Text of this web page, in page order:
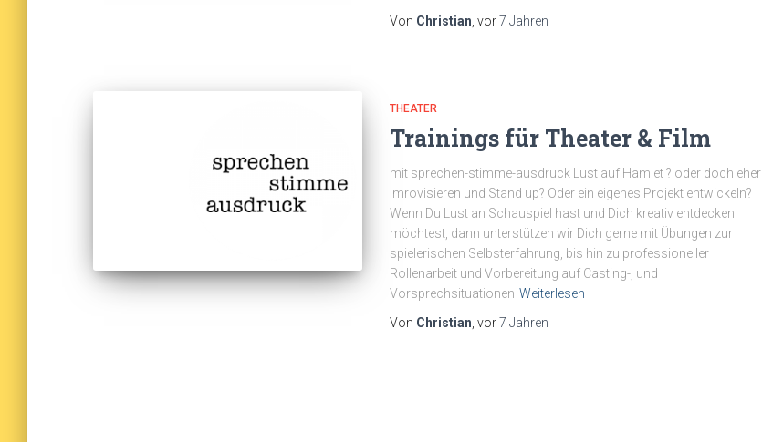
Von Christian , vor7 Jahren
THEATER
Trainings für Theater & Film
mit sprechen-stimme-ausdruck Lust auf Hamlet ? oder doch eher
Imrovisieren und Stand up? Oder ein eigenes Projekt entwickeln?
Wenn Du Lust an Schauspiel hast und Dich kreativ entdecken
möchtest, dann unterstützen wir Dich gerne mit Übungen zur
spielerischen Selbsterfahrung, bis hin zu professioneller
Rollenarbeit und Vorbereitung auf Casting-, und
Vorsprechsituationen Weiterlesen
Von Christian , vor7 Jahren